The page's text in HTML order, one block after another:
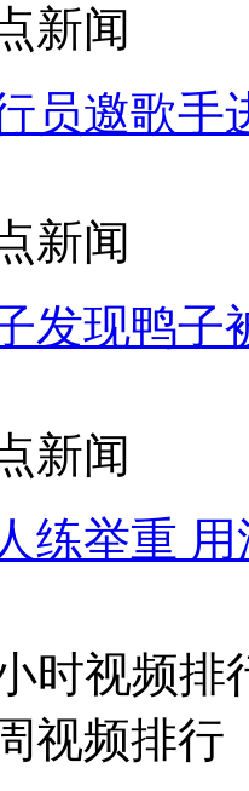
新闻
员邀歌手
新闻
发现鸭子
新闻
练举重
时视频排
视频排行